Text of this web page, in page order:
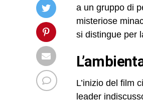
a un gruppo di
misteriose
si distingue per
L’inizio del film
leader